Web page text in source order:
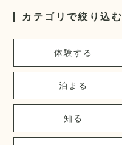
カテゴリで絞り込む
体験する
泊まる
知る